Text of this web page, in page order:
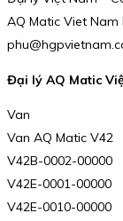
AQ Matic Viet Nam
Đại lý AQ Matic
Van
Van AQ Matic V42
V42B-0002-00000
V42E-0001-00000
V42E-0010-00000